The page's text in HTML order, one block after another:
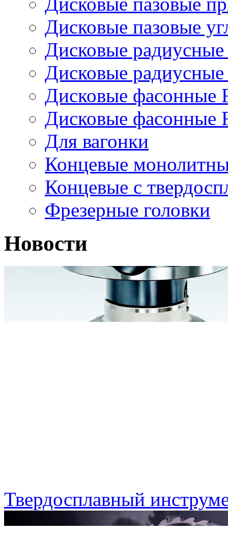
Дисковые пазовые
Дисковые
Дисковые
Дисковые фасонные
Дисковые фасонные
Для вагонки
Концевые
Концевые с
Фрезерные головки
Новости
Твердосплавный